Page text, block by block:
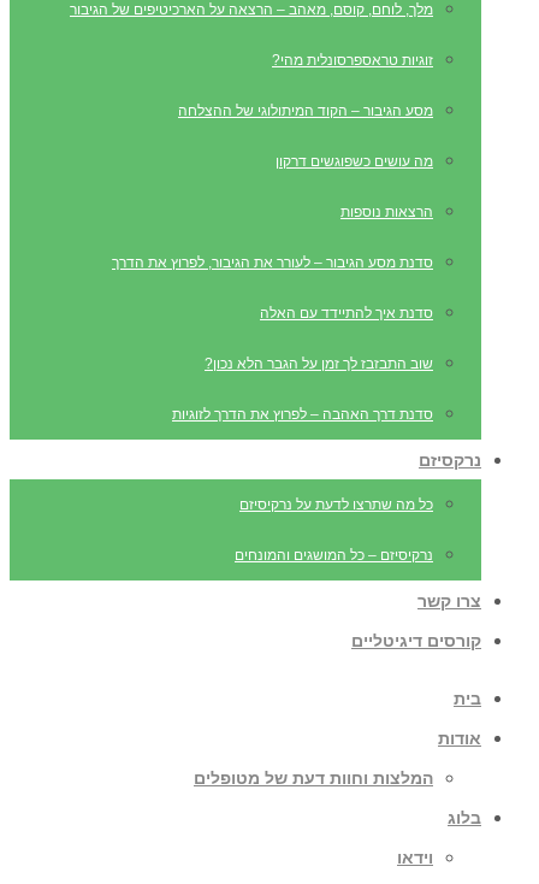
מלך, לוחם, קוסם, מאהב – הרצאה על הארכיטיפים של הגיבור
זוגיות טראספרסונלית מהי?
מסע הגיבור – הקוד המיתולוגי של ההצלחה
מה עושים כשפוגשים דרקון
הרצאות נוספות
סדנת מסע הגיבור – לעורר את הגיבור, לפרוץ את הדרך
סדנת איך להתיידד עם האלה
שוב התבזבז לך זמן על הגבר הלא נכון?
סדנת דרך האהבה – לפרוץ את הדרך לזוגיות
נרקסיזם
כל מה שתרצו לדעת על נרקיסיזם
נרקיסיזם – כל המושגים והמונחים
צרו קשר
קורסים דיגיטליים
בית
אודות
המלצות וחוות דעת של מטופלים
בלוג
וידאו